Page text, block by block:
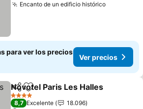
Encanto de un edificio históricoVer
para ver los precios
Ver precios
CompartirAñadir a favoritos
Novotel Paris Les Halles
4 Estrellas
8,7 Excelente
18.096